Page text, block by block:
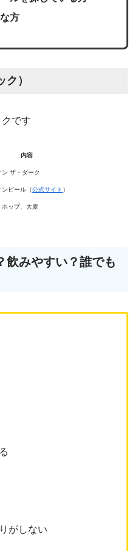
方
）
です
内容
ン ザ・ダーク
ンビール（公式サイト ）
ホップ、大麦
飲みやすい？誰でも
がしない